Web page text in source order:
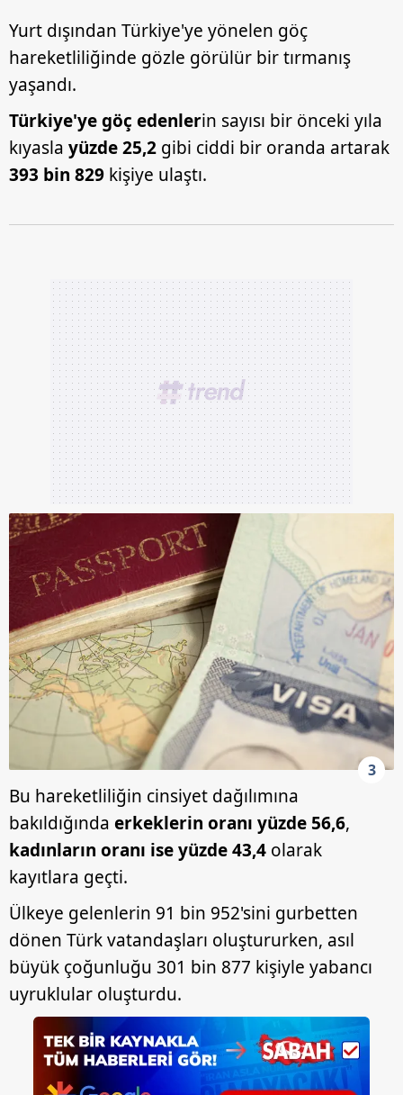
Yurt dışından Türkiye'ye yönelen göç
hareketliliğinde gözle görülür bir tırmanış
yaşandı.
Türkiye'ye göç edenlerin sayısı bir önceki yıla
kıyasla yüzde 25,2 gibi ciddi bir oranda artarak
393 bin 829 kişiye ulaştı.
3
Bu hareketliliğin cinsiyet dağılımına
bakıldığında erkeklerin oranı yüzde 56,6,
kadınların oranı ise yüzde 43,4 olarak
kayıtlara geçti.
Ülkeye gelenlerin 91 bin 952'sini gurbetten
dönen Türk vatandaşları oluştururken, asıl
büyük çoğunluğu 301 bin 877 kişiyle yabancı
uyruklular oluşturdu.